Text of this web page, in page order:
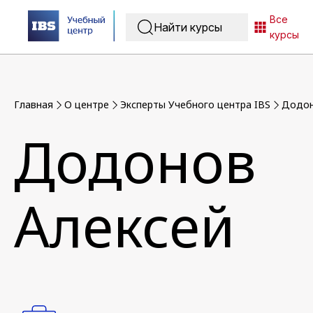
Все
курсы
Главная O центре Эксперты Учебного центра IBS
Додонов
Алексей